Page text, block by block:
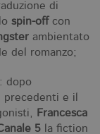
di
spin-off con
ambientato
del romanzo;
: dopo
precedenti e il
Francesca
5
la fiction